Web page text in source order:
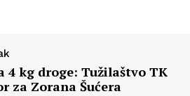
4 kg droge: Tužilaštvo TK
za Zorana Šućera